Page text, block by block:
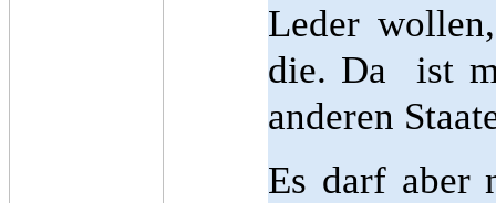
Leder
die. Da ist
anderen
Es darf aber